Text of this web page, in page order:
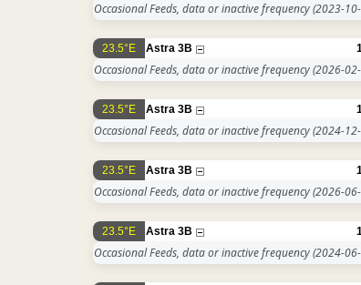
Occasional Feeds, data or inactive frequency(2023-
23.5°E Astra 3B
Occasional Feeds, data or inactive frequency(2026-
23.5°E Astra 3B
Occasional Feeds, data or inactive frequency(2024-
23.5°E Astra 3B
Occasional Feeds, data or inactive frequency(2026-
23.5°E Astra 3B
Occasional Feeds, data or inactive frequency(2024-